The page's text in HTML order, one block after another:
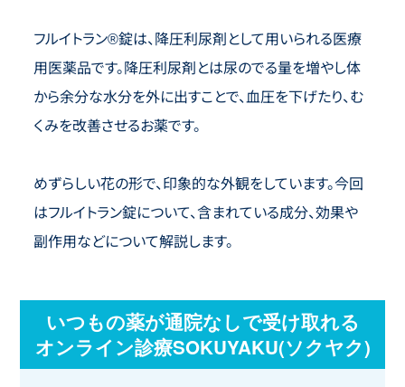
フルイトラン®錠は、降圧利尿剤として用いられる医療
用医薬品です。降圧利尿剤とは尿のでる量を増やし体
から余分な水分を外に出すことで、血圧を下げたり、む
くみを改善させるお薬です。
めずらしい花の形で、印象的な外観をしています。今回
はフルイトラン錠について、含まれている成分、効果や
副作用などについて解説します。
いつもの薬が通院なしで受け取れる
オンライン診療SOKUYAKU(ソクヤク)